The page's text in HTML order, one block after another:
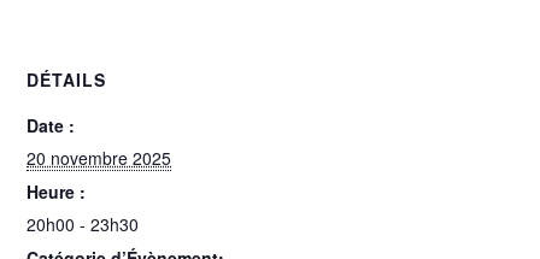
DÉTAILS
Date :
20 novembre 2025
Heure :
20h00 - 23h30